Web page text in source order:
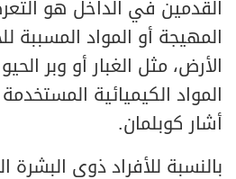
القدمين في الداخل هو
المهيجة أو المواد المسببة
الأرض، مثل الغبار أو وبر
المواد الكيميائية
أشار كوبلمان.
بالنسبة للأفراد ذوي البشرة